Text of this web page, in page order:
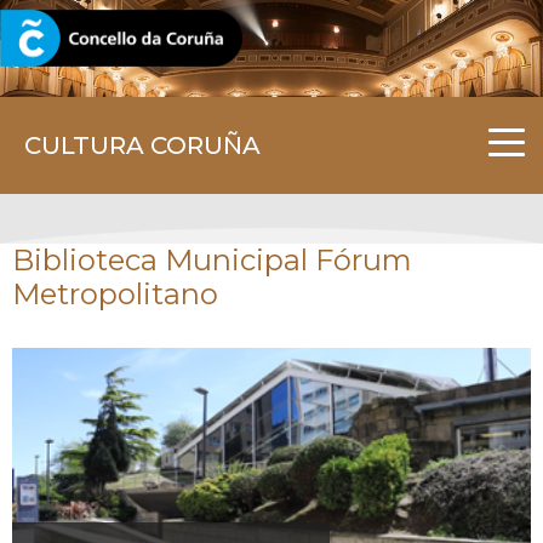
CULTURA CORUÑA
CORUNA.GAL
Biblioteca Municipal Fórum
Metropolitano